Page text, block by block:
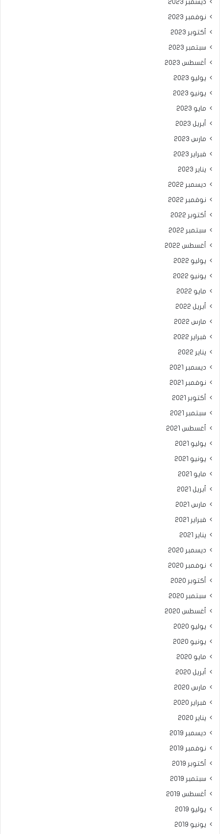
ديسمبر 2023
نوفمبر 2023
أكتوبر 2023
سبتمبر 2023
أغسطس 2023
يوليو 2023
يونيو 2023
مايو 2023
أبريل 2023
مارس 2023
فبراير 2023
يناير 2023
ديسمبر 2022
نوفمبر 2022
أكتوبر 2022
سبتمبر 2022
أغسطس 2022
يوليو 2022
يونيو 2022
مايو 2022
أبريل 2022
مارس 2022
فبراير 2022
يناير 2022
ديسمبر 2021
نوفمبر 2021
أكتوبر 2021
سبتمبر 2021
أغسطس 2021
يوليو 2021
يونيو 2021
مايو 2021
أبريل 2021
مارس 2021
فبراير 2021
يناير 2021
ديسمبر 2020
نوفمبر 2020
أكتوبر 2020
سبتمبر 2020
أغسطس 2020
يوليو 2020
يونيو 2020
مايو 2020
أبريل 2020
مارس 2020
فبراير 2020
يناير 2020
ديسمبر 2019
نوفمبر 2019
أكتوبر 2019
سبتمبر 2019
أغسطس 2019
يوليو 2019
يونيو 2019